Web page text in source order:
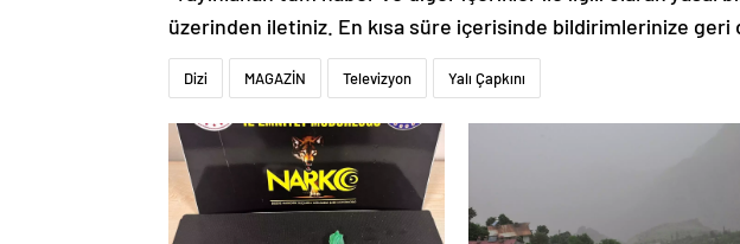
üzerinden iletiniz. En kısa süre içerisinde bildirimlerinize geri
Dizi MAGAZİN Televizyon Yalı Çapkını